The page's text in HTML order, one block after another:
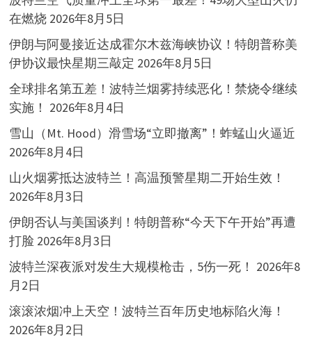
在燃烧 2026年8月5日
伊朗与阿曼接近达成霍尔木兹海峡协议！特朗普称美
伊协议最快星期三敲定 2026年8月5日
全球排名第五差！波特兰烟雾持续恶化！禁烧令继续
实施！ 2026年8月4日
雪山（Mt. Hood）滑雪场“立即撤离”！蚱蜢山火逼近
2026年8月4日
山火烟雾抵达波特兰！高温预警星期二开始生效！
2026年8月3日
伊朗否认与美国谈判！特朗普称“今天下午开始”再遭
打脸 2026年8月3日
波特兰深夜派对发生大规模枪击，5伤一死！ 2026年8
月2日
滚滚浓烟冲上天空！波特兰百年历史地标陷火海！
2026年8月2日